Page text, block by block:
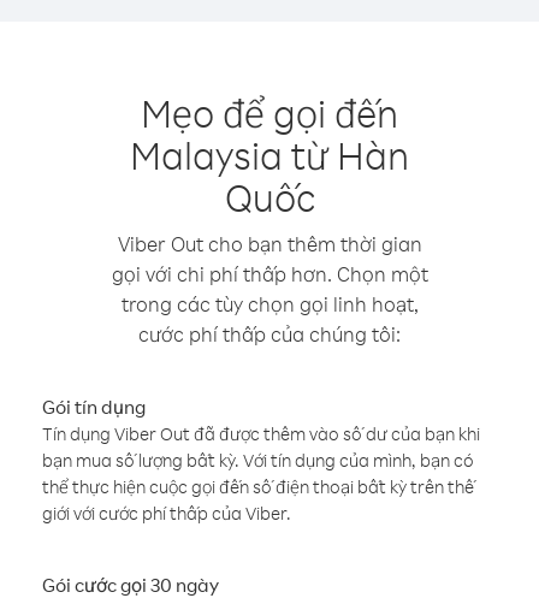
Mẹo để gọi đến
Malaysia từ Hàn
Quốc
Viber Out cho bạn thêm thời gian
gọi với chi phí thấp hơn. Chọn một
trong các tùy chọn gọi linh hoạt,
cước phí thấp của chúng tôi:
Gói tín dụng
Tín dụng Viber Out đã được thêm vào số dư của bạn khi
bạn mua số lượng bất kỳ. Với tín dụng của mình, bạn có
thể thực hiện cuộc gọi đến số điện thoại bất kỳ trên thế
giới với cước phí thấp của Viber.
Gói cước gọi 30 ngày